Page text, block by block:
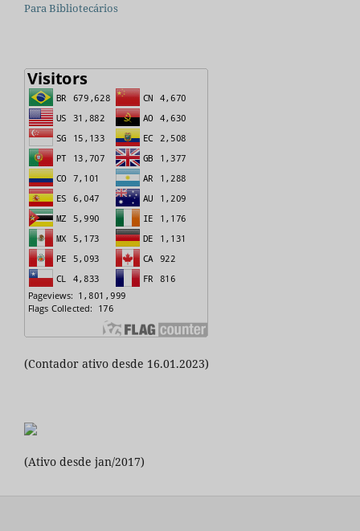
Para Bibliotecários
(Contador ativo desde 16.01.2023)
(Ativo desde jan/2017)